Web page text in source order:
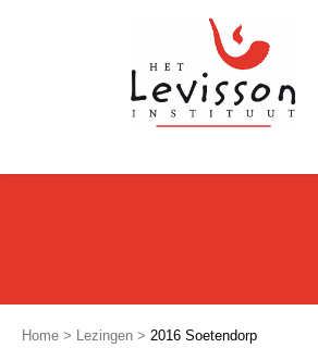
Home > Lezingen > 2016 Soetendorp